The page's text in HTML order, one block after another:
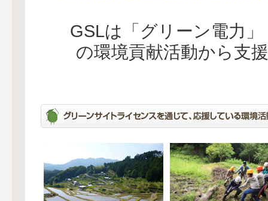
GSLは「グリーン電力
の環境貢献活動から支